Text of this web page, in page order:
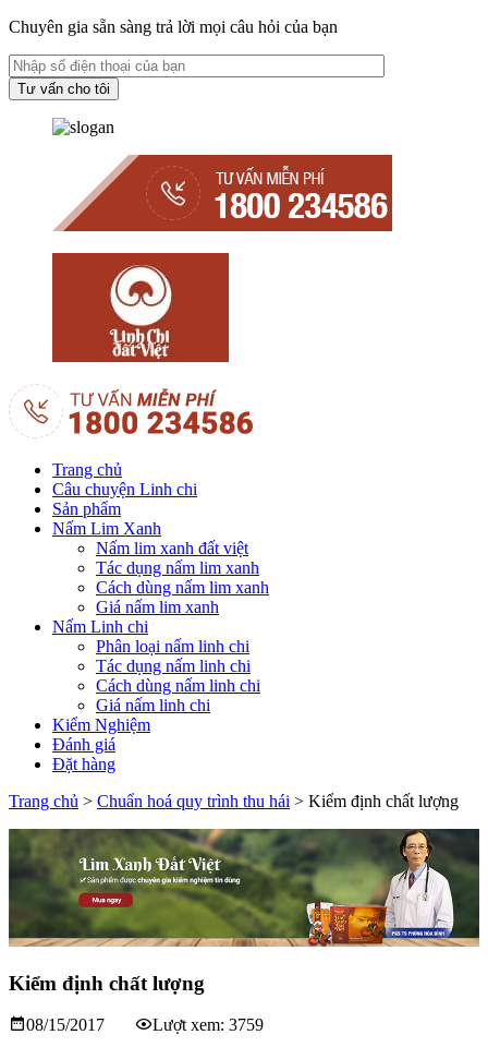
Chuyên gia sẵn sàng trả lời mọi câu hỏi của bạn
Trang chủ
Câu chuyện Linh chi
Sản phẩm
Nấm Lim Xanh
Nấm lim xanh đất việt
Tác dụng nấm lim xanh
Cách dùng nấm lim xanh
Giá nấm lim xanh
Nấm Linh chi
Phân loại nấm linh chi
Tác dụng nấm linh chi
Cách dùng nấm linh chi
Giá nấm linh chi
Kiểm Nghiệm
Đánh giá
Đặt hàng
Trang chủ > Chuẩn hoá quy trình thu hái > Kiểm định chất lượng
Kiểm định chất lượng
08/15/2017 Lượt xem: 3759